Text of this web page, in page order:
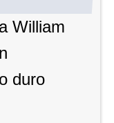
William
duro